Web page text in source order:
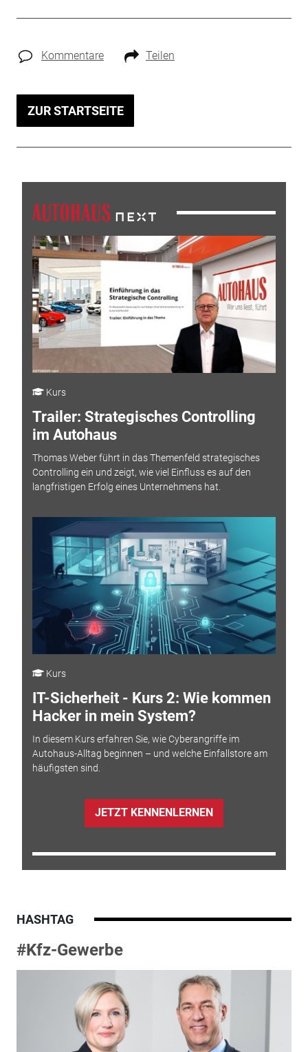
Kommentare Teilen
ZUR STARTSEITE
Kurs
Trailer: Strategisches Controlling
im Autohaus
Thomas Weber führt in das Themenfeld strategisches
Controlling ein und zeigt, wie viel Einfluss es auf den
langfristigen Erfolg eines Unternehmens hat.
Kurs
IT-Sicherheit - Kurs 2: Wie kommen
Hacker in mein System?
In diesem Kurs erfahren Sie, wie Cyberangriffe im
Autohaus-Alltag beginnen – und welche Einfallstore am
häufigsten sind.
JETZT KENNENLERNEN
HASHTAG
#Kfz-Gewerbe